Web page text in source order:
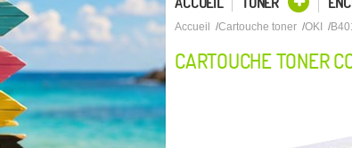
Accueil Cartouche toner OKI
CARTOUCHE TONER